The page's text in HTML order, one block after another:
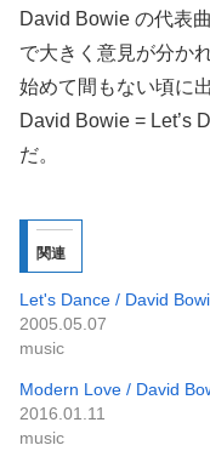
David Bowie の代表
で大きく意見が分か
始めて間もない頃に
David Bowie = Let’s
だ。
関連
Let's Dance / David
2005.05.07
music
Modern Love / David
2016.01.11
music